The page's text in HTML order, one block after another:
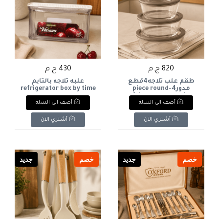
820 ج.م
طقم علب ثلاجه4قطع
مدور4-piece round
refrigerator container
set
أضف الى السلة
أشتري الآن
430 ج.م
علبه ثلاجه بالتايم
refrigerator box by time
أضف الى السلة
أشتري الآن
خصم جديد خصم جديد